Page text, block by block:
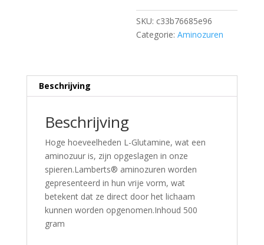
SKU: c33b76685e96
Categorie:Aminozuren
Beschrijving
Beschrijving
Hoge hoeveelheden L-Glutamine, wat een
aminozuur is, zijn opgeslagen in onze
spieren.Lamberts® aminozuren worden
gepresenteerd in hun vrije vorm, wat
betekent dat ze direct door het lichaam
kunnen worden opgenomen.Inhoud 500
gram